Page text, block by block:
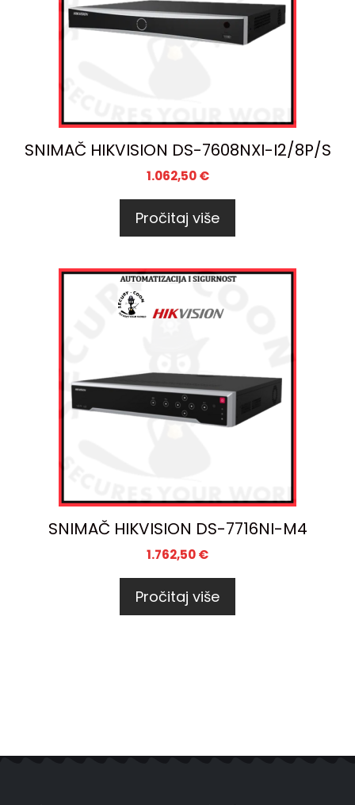
SNIMAČ HIKVISION DS-7608NXI-I2/8P/S
1.062,50€
Pročitaj više
SNIMAČ HIKVISION DS-7716NI-M4
1.762,50€
Pročitaj više